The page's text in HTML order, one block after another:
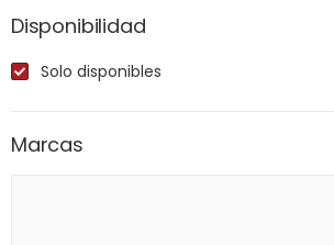
Disponibilidad
Solo disponibles
Marcas